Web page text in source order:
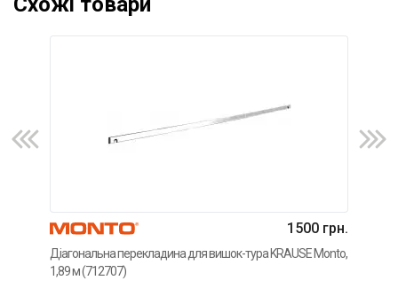
1500 грн.
Діагональна перекладина для вишок-тура KRAUSE Monto,
1,89 м (712707)